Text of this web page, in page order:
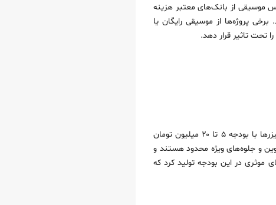
موسیقی از بانک‌های معتبر هزینه
پروژه‌ها از موسیقی رایگان یا
تحت تاثیر قرار دهد.
تیزرهای سطح مقدماتی معمولا برای کسب‌وکارهای کوچک، استارت‌آپ‌ها یا کمپین‌های محلی مناسب هستند. این تیزرها با بودجه ۵ تا ۲۰ میلیون تومان
و جلوه‌های ویژه محدود هستند و
موثری در این بودجه تولید کرد که